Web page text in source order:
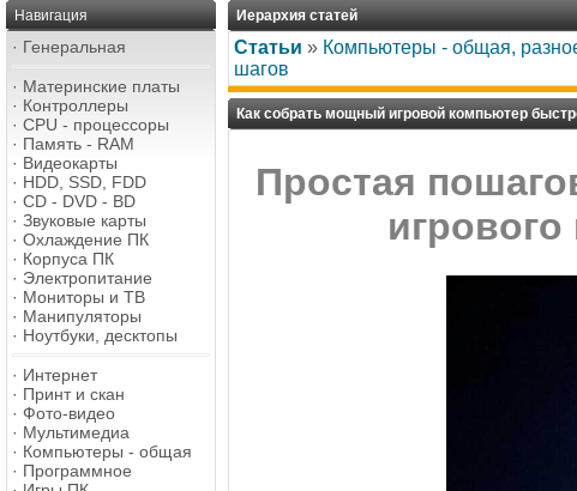
Навигация
· Генеральная
· Материнские платы
· Контроллеры
· CPU - процессоры
· Память - RAM
· Видеокарты
· HDD, SSD, FDD
· CD - DVD - BD
· Звуковые карты
· Охлаждение ПК
· Корпуса ПК
· Электропитание
· Мониторы и ТВ
· Манипуляторы
· Ноутбуки, десктопы
· Интернет
· Принт и скан
· Фото-видео
· Мультимедиа
· Компьютеры - общая
· Программное
Иерархия статей
Статьи » Компьютеры - общая,
шагов
Как собрать мощный игровой компьютер
Простая